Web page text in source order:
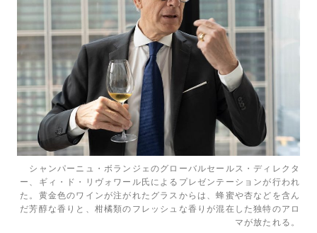
シャンパーニュ・ボランジェのグローバルセールス・ディレクタ
ー、ギィ・ド・リヴォワール氏によるプレゼンテーションが行われ
た。黄金色のワインが注がれたグラスからは、蜂蜜や杏などを含ん
だ芳醇な香りと、柑橘類のフレッシュな香りが混在した独特のアロ
マが放たれる。